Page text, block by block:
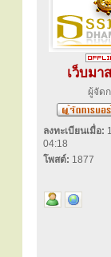
เว็บมา
ผู้จัด
ลงทะเบียนเมื่อ:
04:18
โพสต์: 1877